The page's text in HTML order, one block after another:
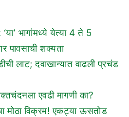
भागांमध्ये येत्या 4 ते 5
पावसाची शक्यता
लाट; दवाखान्यात वाढली प्रचंड
एवढी मागणी का?
मोठा विक्रम! एकट्या ऊसतोड